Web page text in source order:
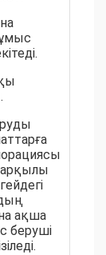
ақша
беруші